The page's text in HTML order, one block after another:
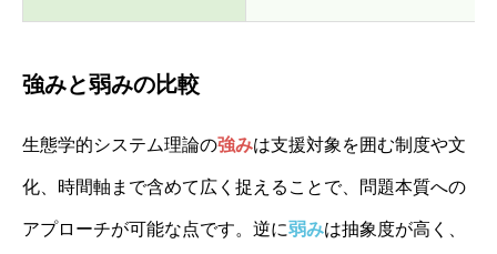
強みと弱みの比較
生態学的システム理論の強みは支援対象を囲む制度や文
化、時間軸まで含めて広く捉えることで、問題本質への
アプローチが可能な点です。逆に弱みは抽象度が高く、